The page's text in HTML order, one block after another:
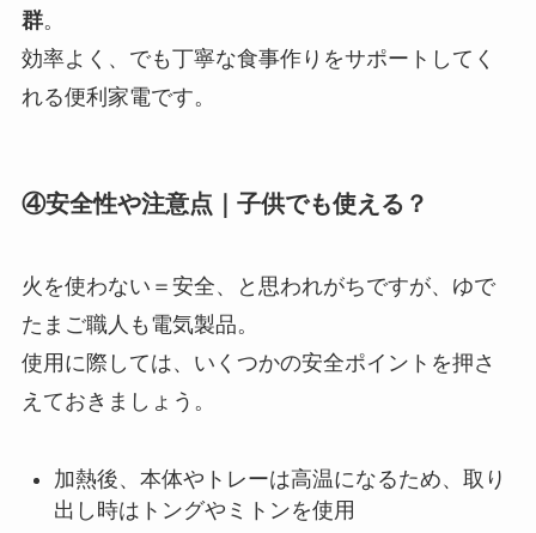
群。
効率よく、でも丁寧な食事作りをサポートしてく
れる便利家電です。
④安全性や注意点｜子供でも使える？
火を使わない＝安全、と思われがちですが、ゆで
たまご職人も電気製品。
使用に際しては、いくつかの安全ポイントを押さ
えておきましょう。
加熱後、本体やトレーは高温になるため、取り
出し時はトングやミトンを使用